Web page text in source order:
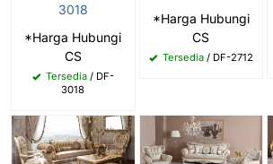
3018
*Harga Hubungi
CS
Tersedia/ DF-
3018
*Harga Hubungi
CS
Tersedia/ DF-2712